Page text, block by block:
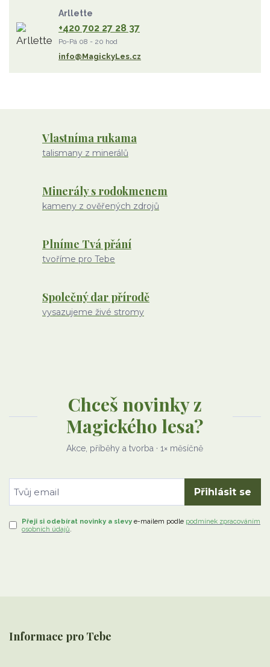
diamant
olivín
želva jahodový křemen
rodochrozit
červený achát
Arllette
+420 702 27 28 37
Po-Pá 08 - 20 hod
info@MagickyLes.cz
Vlastníma rukama
talismany z minerálů
Minerály s rodokmenem
kameny z ověřených zdrojů
Plníme Tvá přání
tvoříme pro Tebe
Společný dar přírodě
vysazujeme živé stromy
Chceš novinky z
Magického lesa?
Akce, příběhy a tvorba · 1× měsíčně
Přihlásit se
Přeji si odebírat novinky a slevy e-mailem podle podmínek zpracováním
osobních údajů.
Informace pro Tebe